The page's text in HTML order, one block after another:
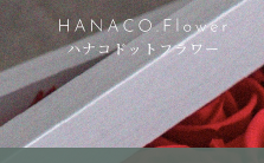
ハナコドットフラワー